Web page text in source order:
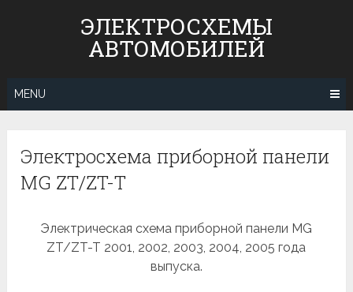
ЭЛЕКТРОСХЕМЫ
АВТОМОБИЛЕЙ
MENU
Электросхема приборной панели
MG ZT/ZT-T
Электрическая схема приборной панели MG
ZT/ZT-T 2001, 2002, 2003, 2004, 2005 года
выпуска.